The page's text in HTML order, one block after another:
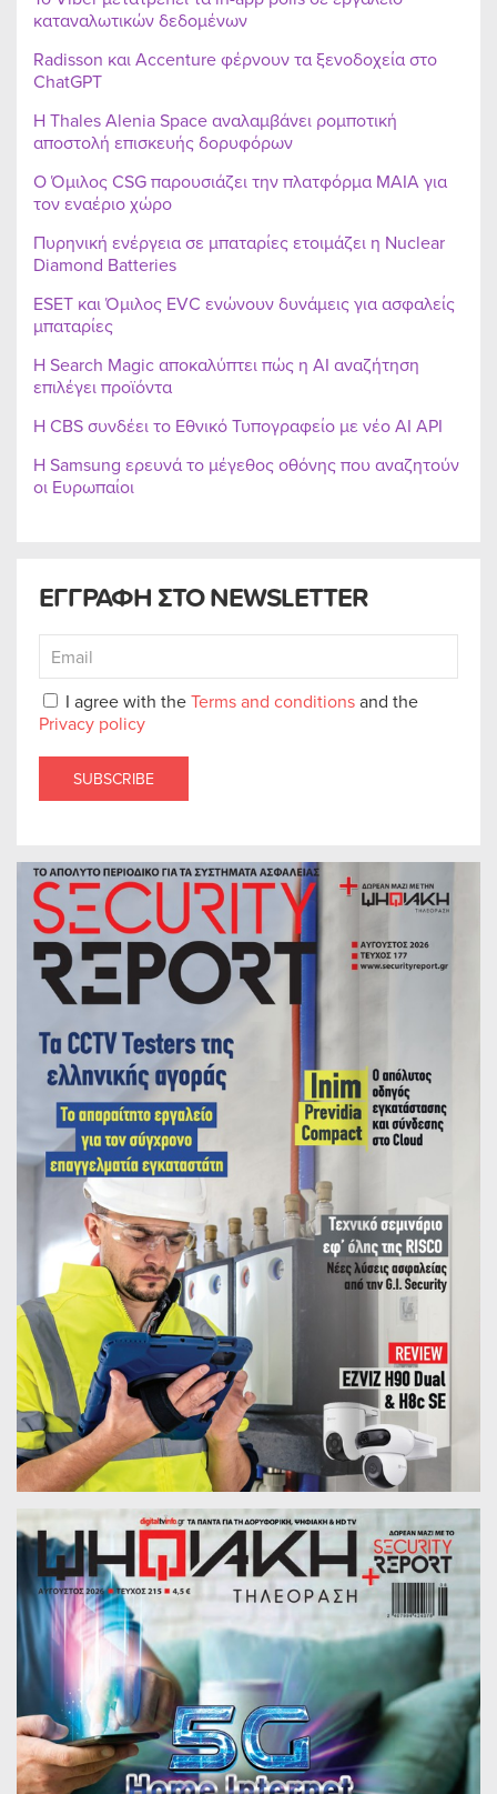
ΕΓΓΡΑΦΗ ΣΤΟ NEWSLETTER
I agree with theTerms and conditionsand the
Privacy policy
SUBSCRIBE
καταναλωτικών δεδομένων
Radisson και Accenture φέρνουν τα ξενοδοχεία στο
ChatGPT
Η Thales Alenia Space αναλαμβάνει ρομποτική
αποστολή επισκευής δορυφόρων
Ο Όμιλος CSG παρουσιάζει την πλατφόρμα MAIA για
τον εναέριο χώρο
Πυρηνική ενέργεια σε μπαταρίες ετοιμάζει η Nuclear
Diamond Batteries
ESET και Όμιλος EVC ενώνουν δυνάμεις για ασφαλείς
μπαταρίες
Η Search Magic αποκαλύπτει πώς η AI αναζήτηση
επιλέγει προϊόντα
Η CBS συνδέει το Εθνικό Τυπογραφείο με νέο AI API
Η Samsung ερευνά το μέγεθος οθόνης που αναζητούν
οι Ευρωπαίοι